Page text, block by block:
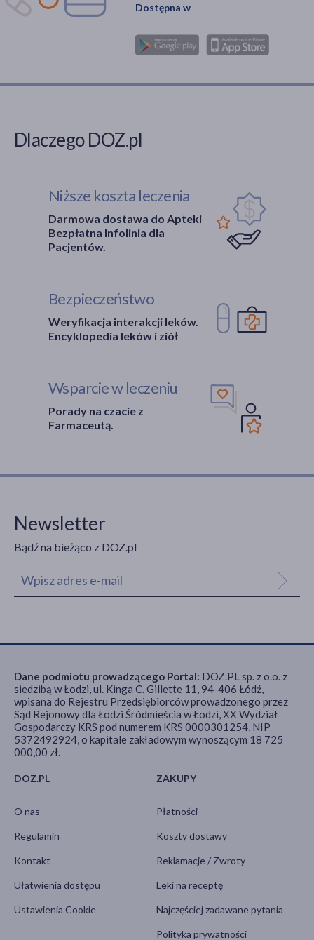
Dostępna w
Dlaczego DOZ.pl
Niższe koszta leczenia
Darmowa dostawa do Apteki
Bezpłatna Infolinia dla
Pacjentów.
Bezpieczeństwo
Weryfikacja interakcji leków.
Encyklopedia leków i ziół
Wsparcie w leczeniu
Porady na czacie z
Farmaceutą.
Newsletter
Bądź na bieżąco z DOZ.pl
DOZ.PL
O nas
Regulamin
Kontakt
Ułatwienia dostępu
Ustawienia Cookie
ZAKUPY
Płatności
Koszty dostawy
Reklamacje / Zwroty
Leki na receptę
Najczęściej zadawane pytania
Polityka prywatności
Dane podmiotu prowadzącego Portal: DOZ.PL sp. z o.o. z
siedzibą w Łodzi, ul. Kinga C. Gillette 11, 94-406 Łódź,
wpisana do Rejestru Przedsiębiorców prowadzonego przez
Sąd Rejonowy dla Łodzi Śródmieścia w Łodzi, XX Wydział
Gospodarczy KRS pod numerem KRS 0000301254, NIP
5372492924, o kapitale zakładowym wynoszącym 18 725
000,00 zł.